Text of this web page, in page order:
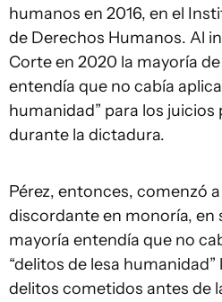
humanos en 2016, en el
de Derechos Humanos. Al
Corte en 2020 la mayoría
entendía que no cabía
humanidad” para los
durante la dictadura.
Pérez, entonces, comenzó
discordante en monoría, en
mayoría entendía que no
“delitos de lesa
delitos cometidos antes de